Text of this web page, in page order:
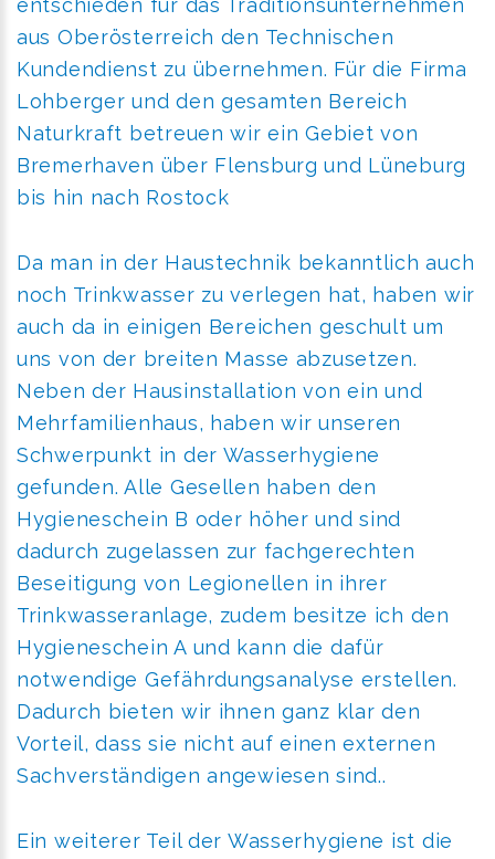
entschieden für das Traditionsunternehmen
aus Oberösterreich den Technischen
Kundendienst zu übernehmen. Für die Firma
Lohberger und den gesamten Bereich
Naturkraft betreuen wir ein Gebiet von
Bremerhaven über Flensburg und Lüneburg
bis hin nach Rostock
Da man in der Haustechnik bekanntlich auch
noch Trinkwasser zu verlegen hat, haben wir
auch da in einigen Bereichen geschult um
uns von der breiten Masse abzusetzen.
Neben der Hausinstallation von ein und
Mehrfamilienhaus, haben wir unseren
Schwerpunkt in der Wasserhygiene
gefunden. Alle Gesellen haben den
Hygieneschein B oder höher und sind
dadurch zugelassen zur fachgerechten
Beseitigung von Legionellen in ihrer
Trinkwasseranlage, zudem besitze ich den
Hygieneschein A und kann die dafür
notwendige Gefährdungsanalyse erstellen.
Dadurch bieten wir ihnen ganz klar den
Vorteil, dass sie nicht auf einen externen
Sachverständigen angewiesen sind..
Ein weiterer Teil der Wasserhygiene ist die